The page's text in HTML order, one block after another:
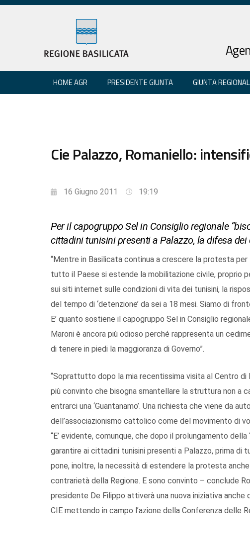
HOME AGR PRESIDENTE GIUNTA GIUNTA
Cie Palazzo, Romaniello:
16 Giugno 2011 19:19
Per il capogruppo Sel in Consiglio regionale
cittadini tunisini presenti a Palazzo, la difesa dei
“Mentre in Basilicata continua a crescere la protesta per
tutto il Paese si estende la mobilitazione civile, proprio
sui siti internet sulle condizioni di vita dei tunisini, la
del tempo di ‘detenzione’ da sei a 18 mesi. Siamo di
E’ quanto sostiene il capogruppo Sel in Consiglio
Maroni è ancora più odioso perché rappresenta un
di tenere in piedi la maggioranza di Governo”.
“Soprattutto dopo la mia recentissima visita al Centro
più convinto che bisogna smantellare la struttura non a
entrarci una ‘Guantanamo’. Una richiesta che viene da
dell’associazionismo cattolico come del movimento di
“E’ evidente, comunque, che dopo il prolungamento
garantire ai cittadini tunisini presenti a Palazzo, prima
pone, inoltre, la necessità di estendere la protesta
contrarietà della Regione. E sono convinto – conclude
presidente De Filippo attiverà una nuova iniziativa
CIE mettendo in campo l’azione della Conferenza delle